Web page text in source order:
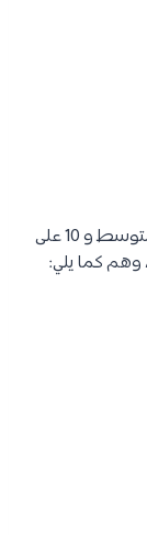
تقدم الكلية 16 تخصص (2 على مستوى الدبلوم المتوسط و 10 على